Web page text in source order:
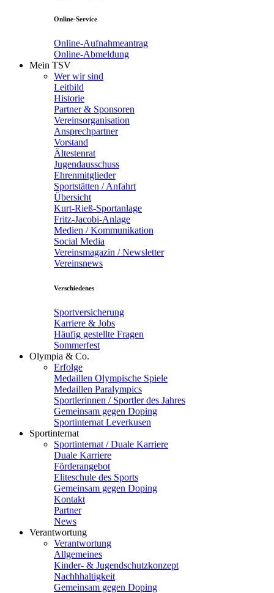
Online-Service
Online-Aufnahmeantrag
Online-Abmeldung
Mein TSV
Wer wir sind
Leitbild
Historie
Partner & Sponsoren
Vereinsorganisation
Ansprechpartner
Vorstand
Ältestenrat
Jugendausschuss
Ehrenmitglieder
Sportstätten / Anfahrt
Übersicht
Kurt-Rieß-Sportanlage
Fritz-Jacobi-Anlage
Medien / Kommunikation
Social Media
Vereinsmagazin / Newsletter
Vereinsnews
Verschiedenes
Sportversicherung
Karriere & Jobs
Häufig gestellte Fragen
Sommerfest
Olympia & Co.
Erfolge
Medaillen Olympische Spiele
Medaillen Paralympics
Sportlerinnen / Sportler des Jahres
Gemeinsam gegen Doping
Sportinternat Leverkusen
Sportinternat
Sportinternat / Duale Karriere
Duale Karriere
Förderangebot
Eliteschule des Sports
Gemeinsam gegen Doping
Kontakt
Partner
News
Verantwortung
Verantwortung
Allgemeines
Kinder- & Jugendschutzkonzept
Nachhhaltigkeit
Gemeinsam gegen Doping